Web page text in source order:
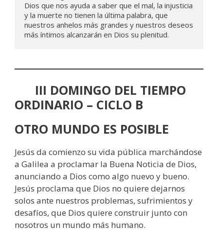
Dios que nos ayuda a saber que el mal, la injusticia
y la muerte no tienen la última palabra, que
nuestros anhelos más grandes y nuestros deseos
más íntimos alcanzarán en Dios su plenitud.
III DOMINGO DEL TIEMPO
ORDINARIO – CICLO B
OTRO MUNDO ES POSIBLE
Jesús da comienzo su vida pública marchándose
a Galilea a proclamar la Buena Noticia de Dios,
anunciando a Dios como algo nuevo y bueno.
Jesús proclama que Dios no quiere dejarnos
solos ante nuestros problemas, sufrimientos y
desafíos, que Dios quiere construir junto con
nosotros un mundo más humano.